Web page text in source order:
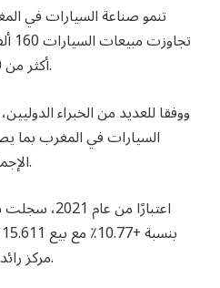
تنمو صناعة السيارات في
أكثر من 220 ألف منصب عمل مباشر.
ووفقا للعديد من الخبراء
الإجمالي المغربي بحلول عام 2022.
اعتبارًا من
مركز رائد لتصنيع السيارات في إفريقيا.